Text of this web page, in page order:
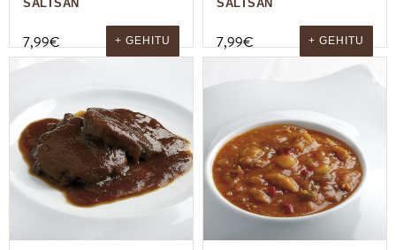
SALTSAN
7,99€ + GEHITU
SALTSAN
7,99€ + GEHITU